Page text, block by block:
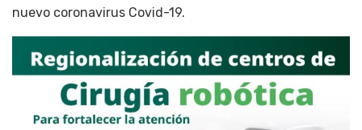
nuevo coronavirus Covid-19.